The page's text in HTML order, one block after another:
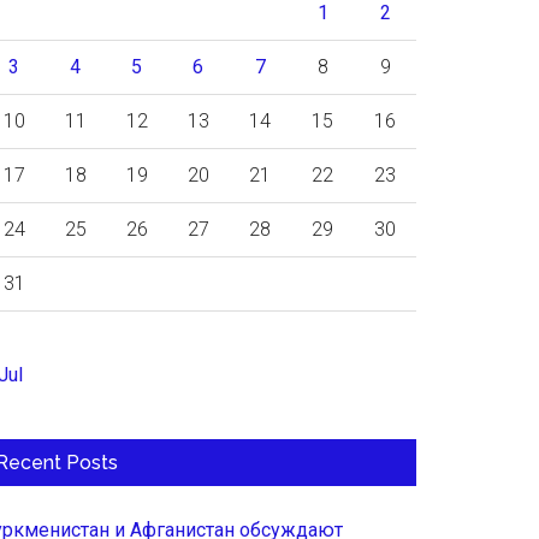
1 2
3 4 5 6 7 8 9
10 11 12 13 14 15 16
17 18 19 20 21 22 23
24 25 26 27 28 29 30
31
Posts
и Афганистан обсуждают